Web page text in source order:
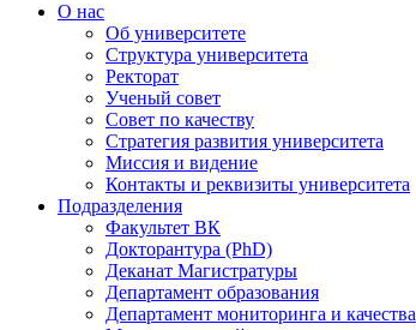
О нас
Об университете
Структура университета
Ректорат
Ученый совет
Совет по качеству
Стратегия развития университета
Миссия и видение
Контакты и реквизиты университета
Подразделения
Факультет ВК
Докторантура (PhD)
Деканат Магистратуры
Департамент образования
Департамент мониторинга и качества